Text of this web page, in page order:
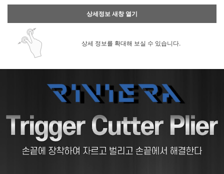
상세정보 새창 열기
상세 정보를 확대해 보실 수 있습니다.